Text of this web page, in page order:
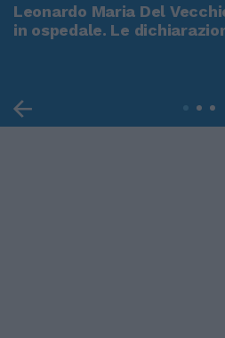
Leonardo Maria Del
in ospedale. Le